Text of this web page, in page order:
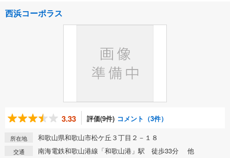
西浜コーポラス
3.33 評価(9件) コメント（3件）
所在地 和歌山県和歌山市松ケ丘３丁目２－１８
交通 南海電鉄和歌山港線「和歌山港」駅 徒歩33分 他